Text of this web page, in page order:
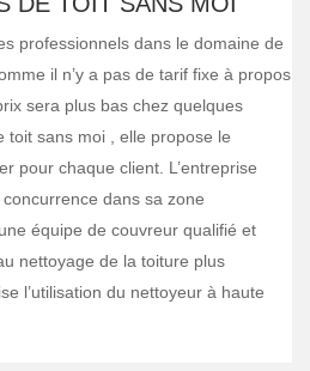
professionnels dans le domaine de
il n’y a pas de tarif fixe à propos
sera plus bas chez quelques
toit sans moi , elle propose le
pour chaque client. L’entreprise
dans sa zone
équipe de couvreur qualifié et
nettoyage de la toiture plus
l’utilisation du nettoyeur à haute